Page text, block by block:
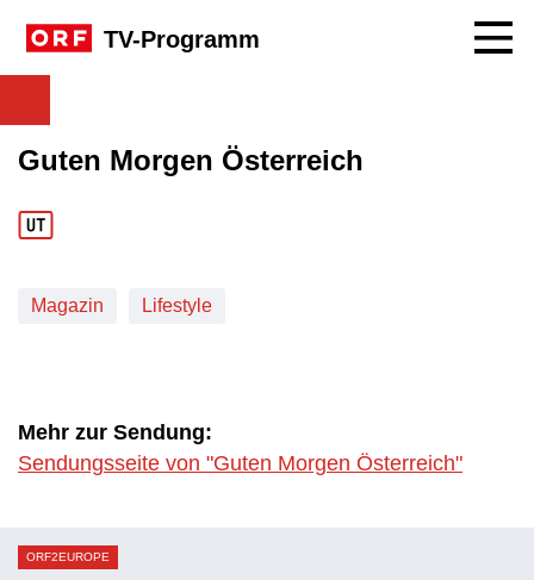
TV-Programm
Guten Morgen Österreich
Magazin Lifestyle
Mehr zur Sendung:
Sendungsseite von "Guten Morgen Österreich"
ORF2EUROPE